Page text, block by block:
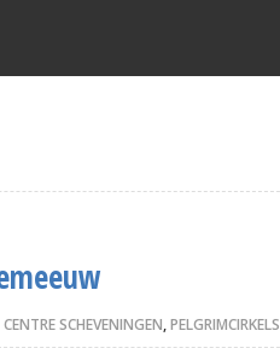
SCHEVENINGEN,PELGRIMCIRKELS